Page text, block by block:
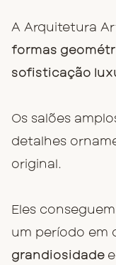
A Arquitetura
formas
sofisticação
Os salões
detalhes
original.
Eles
um período em
grandiosidade